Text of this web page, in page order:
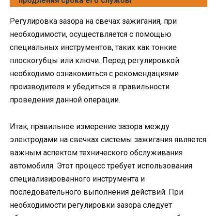
Регулировка зазора на свечах зажигания, при
необходимости, осуществляется с помощью
специальных инструментов, таких как тонкие
плоскогубцы или ключи. Перед регулировкой
необходимо ознакомиться с рекомендациями
производителя и убедиться в правильности
проведения данной операции.
Итак, правильное измерение зазора между
электродами на свечках системы зажигания является
важным аспектом технического обслуживания
автомобиля. Этот процесс требует использования
специализированного инструмента и
последовательного выполнения действий. При
необходимости регулировки зазора следует